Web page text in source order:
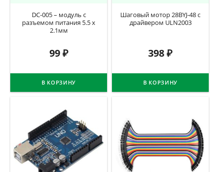
DC-005 – модуль с
разъемом питания 5.5 х
2.1мм
99₽
В КОРЗИНУ
Шаговый мотор 28BYJ-48 с
драйвером ULN2003
398₽
В КОРЗИНУ